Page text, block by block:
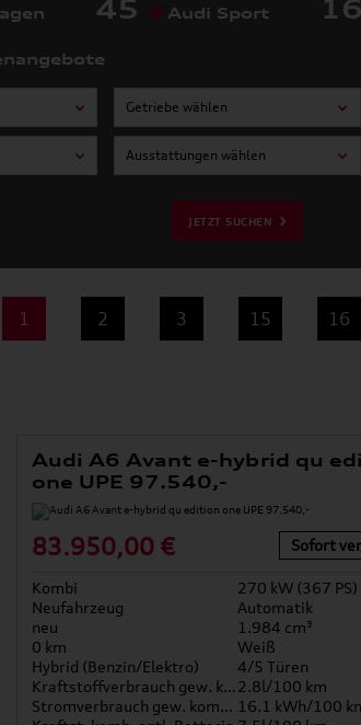
45 Audi Sport
Getriebe wählen
Ausstattungen wählen
JETZT SUCHEN
1 2 3 15 16
Audi A6 Avant e-hybrid qu
one UPE 97.540,-
83.950,00 € Sofort
Kombi
270 kW (367 PS)
Neufahrzeug
Automatik
neu
1.984 cm³
0 km
Weiß
Hybrid (Benzin/Elektro)
4/5 Türen
Kraftstoffverbrauch gew. kombiniert2.8l/100 km
Stromverbrauch gew. kombiniert 16.1 kWh/100